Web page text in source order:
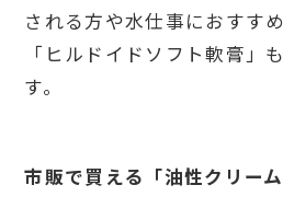
される方や水仕事におすす
「ヒルドイドソフト軟膏」
す。
市販で買える「油性クリーム